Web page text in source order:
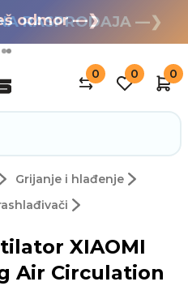
odmor —❯
RASPRODAJA —❯
0 0 0
Grijanje i hlađenje
XIAOMI
Air Circulation